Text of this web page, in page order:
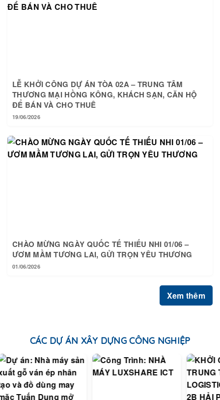
LỄ KHỞI CÔNG DỰ ÁN TÒA 02A – TRUNG TÂM
THƯƠNG MẠI HỒNG KÔNG, KHÁCH SẠN, CĂN HỘ
ĐỂ BÁN VÀ CHO THUÊ
19/06/2026
CHÀO MỪNG NGÀY QUỐC TẾ THIẾU NHI 01/06 –
ƯƠM MẦM TƯƠNG LAI, GỬI TRỌN YÊU THƯƠNG
01/06/2026
Xem thêm
CÁC DỰ ÁN XÂY DỰNG CÔNG NGHIỆP